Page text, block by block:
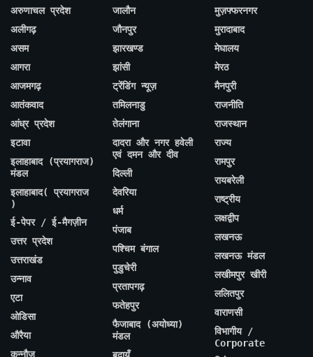
अरुणाचल प्रदेश
अलीगढ़
असम
आगरा
आजमगढ़
आतंकवाद
आंध्र प्रदेश
इटावा
इलाहाबाद (प्रयागराज)
मंडल
इलाहाबाद( प्रयागराज
)
ई-पेपर / ई-मैगज़ीन
उत्तर प्रदेश
उत्तराखंड
उन्नाव
एटा
ओडिसा
औरैया
कन्नौज
जालौन
जौनपुर
झारखण्ड
झांसी
ट्रेंडिंग न्यूज़
तमिलनाडु
तेलंगाना
दादरा और नगर हवेली
एवं दमन और दीव
दिल्ली
देवरिया
धर्म
पंजाब
पश्चिम बंगाल
पुडुचेरी
प्रतापगढ़
फतेहपुर
फैजाबाद (अयोध्या)
मंडल
बदायूँ
मुज़फ्फरनगर
मुरादाबाद
मेघालय
मेरठ
मैनपुरी
राजनीति
राजस्थान
राज्य
रामपुर
रायबरेली
राष्ट्रीय
लक्षद्वीप
लखनऊ
लखनऊ मंडल
लखीमपुर खीरी
ललितपुर
वाराणसी
विभागीय /
Corporate